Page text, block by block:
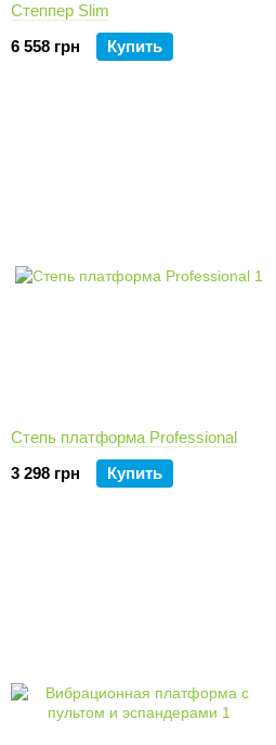
Степпер Slim
6 558 грн
Купить
Степь платформа Professional
3 298 грн
Купить